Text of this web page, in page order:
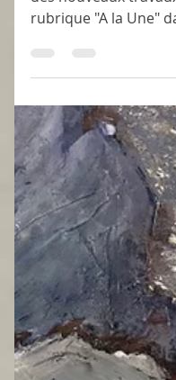
Vous souhaitez
désormais